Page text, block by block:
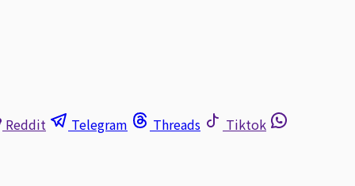
Reddit Telegram Threads Tiktok